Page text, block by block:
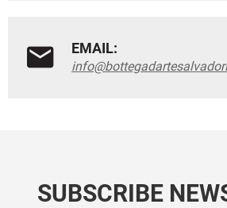
EMAIL:
SUBSCRIBE